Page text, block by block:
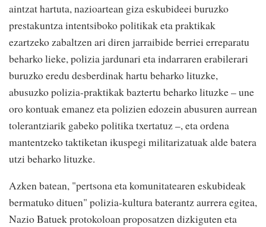
aintzat hartuta, nazioartean giza eskubideei buruzko
prestakuntza intentsiboko politikak eta praktikak
ezartzeko zabaltzen ari diren jarraibide berriei erreparatu
beharko lieke, polizia jardunari eta indarraren erabilerari
buruzko eredu desberdinak hartu beharko lituzke,
abusuzko polizia-praktikak baztertu beharko lituzke – une
oro kontuak emanez eta polizien edozein abusuren aurrean
tolerantziarik gabeko politika txertatuz –, eta ordena
mantentzeko taktiketan ikuspegi militarizatuak alde batera
utzi beharko lituzke.
Azken batean, "pertsona eta komunitatearen eskubideak
bermatuko dituen" polizia-kultura baterantz aurrera egitea,
Nazio Batuek protokoloan proposatzen dizkiguten eta